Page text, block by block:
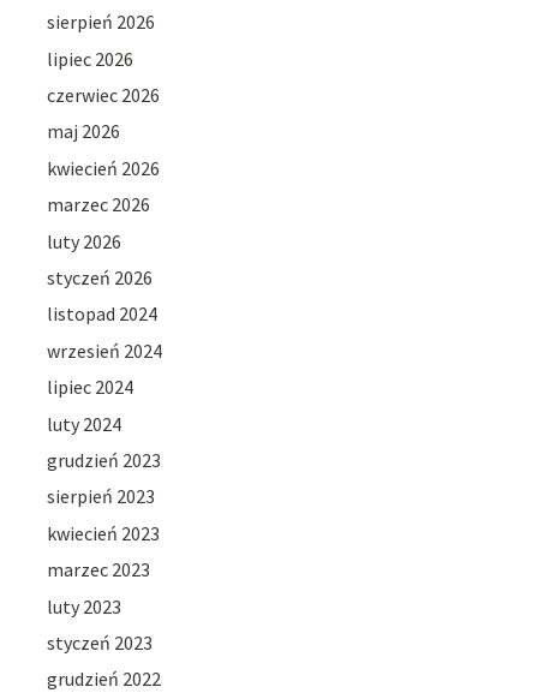
sierpień 2026
lipiec 2026
czerwiec 2026
maj 2026
kwiecień 2026
marzec 2026
luty 2026
styczeń 2026
listopad 2024
wrzesień 2024
lipiec 2024
luty 2024
grudzień 2023
sierpień 2023
kwiecień 2023
marzec 2023
luty 2023
styczeń 2023
grudzień 2022